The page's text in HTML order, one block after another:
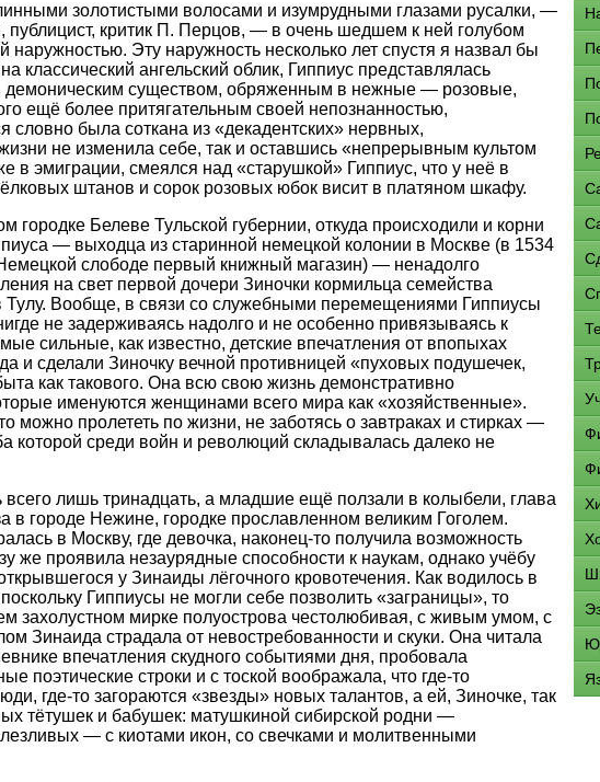
золотистыми волосами и изумрудными глазами русалки, —
публицист, критик П. Перцов, — в очень шедшем к ней голубом
наружностью. Эту наружность несколько лет спустя я назвал бы
классический ангельский облик, Гиппиус представлялась
демоническим существом, обряженным в нежные — розовые,
ещё более притягательным своей непознанностью,
словно была соткана из «декадентских» нервных,
не изменила себе, так и оставшись «непрерывным культом
в эмиграции, смеялся над «старушкой» Гиппиус, что у неё в
штанов и сорок розовых юбок висит в платяном шкафу.
городке Белеве Тульской губернии, откуда происходили и корни
— выходца из старинной немецкой колонии в Москве (в 1534
слободе первый книжный магазин) — ненадолго
на свет первой дочери Зиночки кормильца семейства
Вообще, в связи со служебными перемещениями Гиппиусы
не задерживаясь надолго и не особенно привязываясь к
сильные, как известно, детские впечатления от впопыхах
и сделали Зиночку вечной противницей «пуховых подушечек,
как такового. Она всю свою жизнь демонстративно
именуются женщинами всего мира как «хозяйственные».
можно пролететь по жизни, не заботясь о завтраках и стирках —
которой среди войн и революций складывалась далеко не
всего лишь тринадцать, а младшие ещё ползали в колыбели, глава
в городе Нежине, городке прославленном великим Гоголем.
в Москву, где девочка, наконец-то получила возможность
же проявила незаурядные способности к наукам, однако учёбу
у Зинаиды лёгочного кровотечения. Как водилось в
Гиппиусы не могли себе позволить «заграницы», то
захолустном мирке полуострова честолюбивая, с живым умом, с
Зинаида страдала от невостребованности и скуки. Она читала
впечатления скудного событиями дня, пробовала
поэтические строки и с тоской воображала, что где-то
где-то загораются «звезды» новых талантов, а ей, Зиночке, так
тётушек и бабушек: матушкиной сибирской родни —
— с киотами икон, со свечками и молитвенными